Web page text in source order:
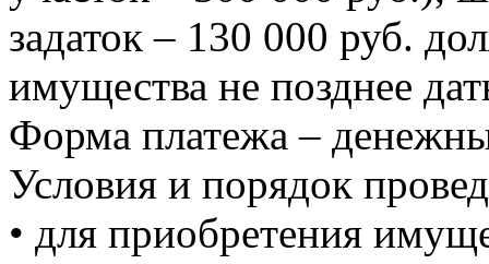
задаток – 130 000 руб.
имущества не позднее
Форма платежа –
Условия и порядок
• для приобретения